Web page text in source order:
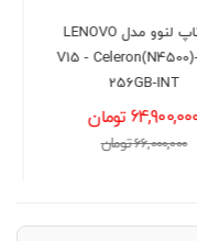
F1504VA -
12GB-512GB-
101,200,000 تومان